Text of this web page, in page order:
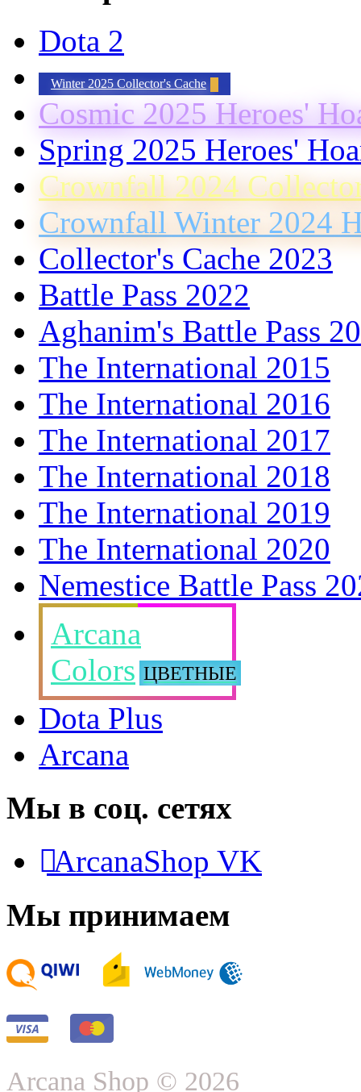
Dota 2
Winter 2025 Collector's Cache
Cosmic 2025 Heroes'
Spring 2025 Heroes'
Crownfall 2024
Crownfall Winter 2024
Collector's Cache 2023
Battle Pass 2022
Aghanim's Battle Pass
The International 2015
The International 2016
The International 2017
The International 2018
The International 2019
The International 2020
Nemestice Battle Pass
Arcana
Colors ЦВЕТНЫЕ
Dota Plus
Arcana
Мы в соц. сетях
ArcanaShop VK
Мы принимаем
Arcana Shop © 2026